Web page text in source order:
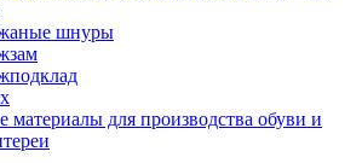
шнуры
материалы для производства обуви и